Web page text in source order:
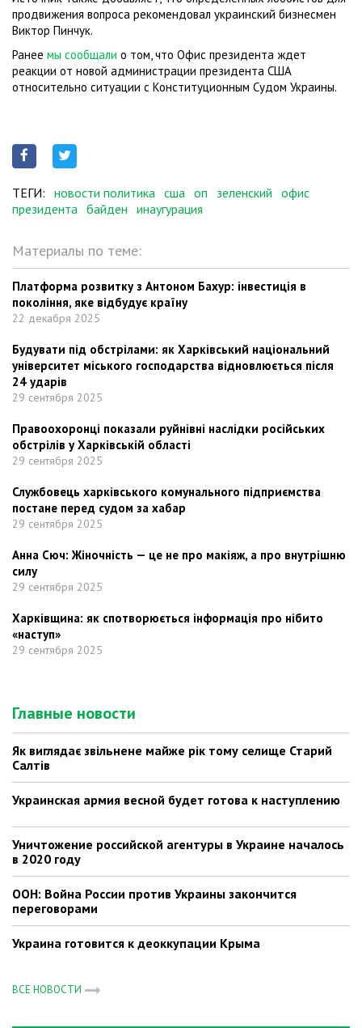
продвижения вопроса рекомендовал украинский бизнесмен
Виктор Пинчук.
Ранее мы сообщали о том, что Офис президента ждет
реакции от новой администрации президента США
относительно ситуации с Конституционным Судом Украины.
ТЕГИ: новости политика сша оп зеленский офис
президента байден инаугурация
Материалы по теме:
Платформа розвитку з Антоном Бахур: інвестиція в
покоління, яке відбудує країну
22 декабря 2025
Будувати під обстрілами: як Харківський національний
університет міського господарства відновлюється після
24 ударів
29 сентября 2025
Правоохоронці показали руйнівні наслідки російських
обстрілів у Харківській області
29 сентября 2025
Службовець харківського комунального підприємства
постане перед судом за хабар
29 сентября 2025
Анна Сюч: Жіночність — це не про макіяж, а про внутрішню
силу
29 сентября 2025
Харківщина: як спотворюється інформація про нібито
«наступ»
29 сентября 2025
Главные новости
Як виглядає звільнене майже рік тому селище Старий
Салтів
Украинская армия весной будет готова к наступлению
Уничтожение российской агентуры в Украине началось
в 2020 году
ООН: Война России против Украины закончится
переговорами
Украина готовится к деоккупации Крыма
ВСЕ НОВОСТИ